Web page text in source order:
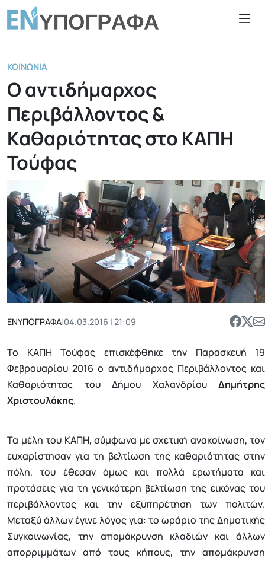
ΚΟΙΝΩΝΊΑ
Ο αντιδήμαρχος
Περιβάλλοντος &
Καθαριότητας στο ΚΑΠΗ
Τούφας
ΕΝΥΠΟΓΡΑΦΑ|04.03.2016 | 21:09
Το ΚΑΠΗ Τούφας επισκέφθηκε την Παρασκευή 19
Φεβρουαρίου 2016 ο αντιδήμαρχος Περιβάλλοντος και
Καθαριότητας του Δήμου Χαλανδρίου Δημήτρης
Χριστουλάκης.
Τα μέλη του ΚΑΠΗ, σύμφωνα με σχετική ανακοίνωση, τον
ευχαρίστησαν για τη βελτίωση της καθαριότητας στην
πόλη, του έθεσαν όμως και πολλά ερωτήματα και
προτάσεις για τη γενικότερη βελτίωση της εικόνας του
περιβάλλοντος και την εξυπηρέτηση των πολιτών.
Μεταξύ άλλων έγινε λόγος για: το ωράριο της Δημοτικής
Συγκοινωνίας, την απομάκρυνση κλαδιών και άλλων
απορριμμάτων από τους κήπους, την απομάκρυνση